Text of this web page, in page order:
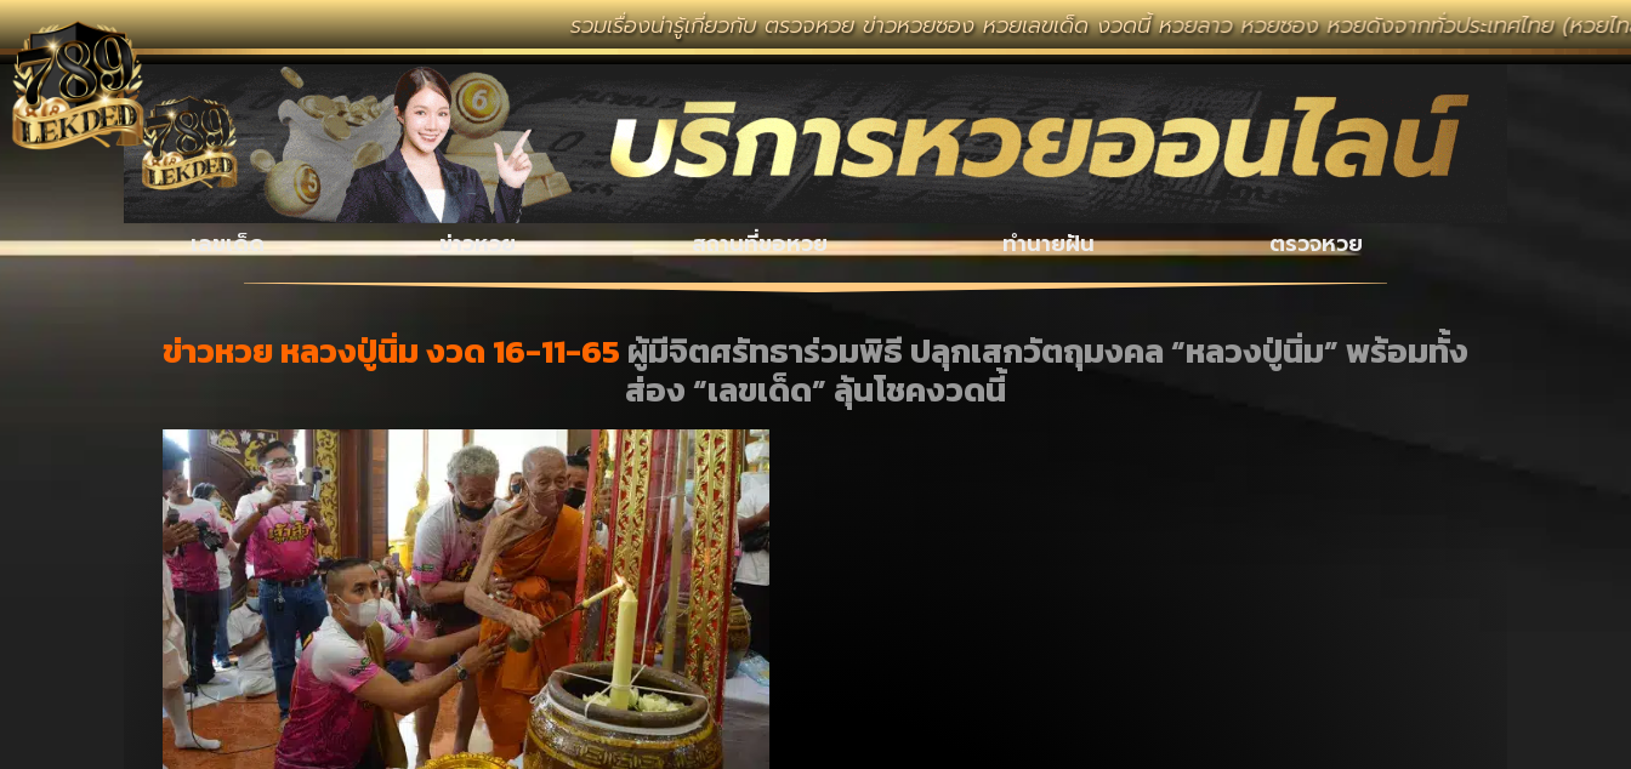
รวมเรื่องน่ารู้เกี่ยวกับ ตรวจหวย ข่าวหวยซอง หวยเลขเด็ด งวดนี้ หวยลาว หวยซอง หวยดังจากทั่วประเทศไทย (หวยไทยรัฐ หวยแม่
เลขเด็ด ข่าวหวย สถานที่ขอหวย ทำนายฝัน ตรวจหวย
ข่าวหวย หลวงปู่นิ่ม งวด 16-11-65ผู้มีจิตศรัทธาร่วมพิธี ปลุกเสกวัตถุมงคล “หลวงปู่นิ่ม” พร้อมทั้ง
ส่อง “เลขเด็ด” ลุ้นโชคงวดนี้